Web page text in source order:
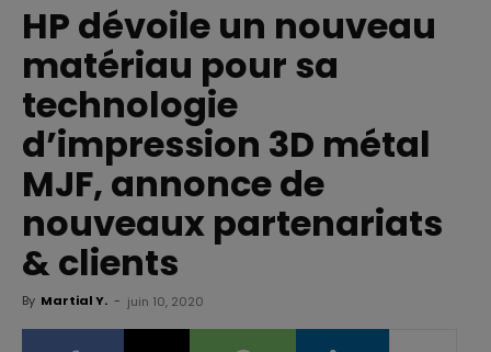
HP dévoile un nouveau
matériau pour sa
technologie
d’impression 3D métal
MJF, annonce de
nouveaux partenariats
& clients
By Martial Y. - juin 10, 2020